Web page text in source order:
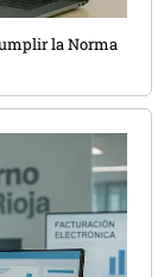
la Norma